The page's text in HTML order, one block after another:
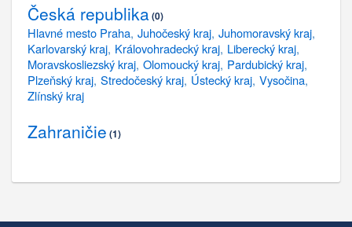
Česká republika 0
Hlavné mesto Praha Juhočeský kraj Juhomoravský kraj
Karlovarský kraj Královohradecký kraj Liberecký kraj
Moravskosliezský kraj Olomoucký kraj Pardubický kraj
Plzeňský kraj Stredočeský kraj Ústecký kraj Vysočina
Zlínský kraj
Zahraničie 1